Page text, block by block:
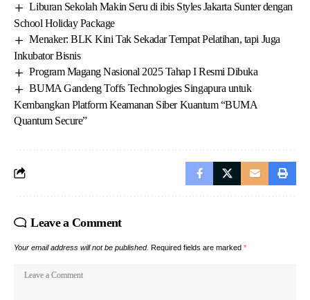
Liburan Sekolah Makin Seru di ibis Styles Jakarta Sunter dengan
School Holiday Package
Menaker: BLK Kini Tak Sekadar Tempat Pelatihan, tapi Juga
Inkubator Bisnis
Program Magang Nasional 2025 Tahap I Resmi Dibuka
BUMA Gandeng Toffs Technologies Singapura untuk
Kembangkan Platform Keamanan Siber Kuantum “BUMA
Quantum Secure”
Leave a Comment
Your email address will not be published. Required fields are marked *